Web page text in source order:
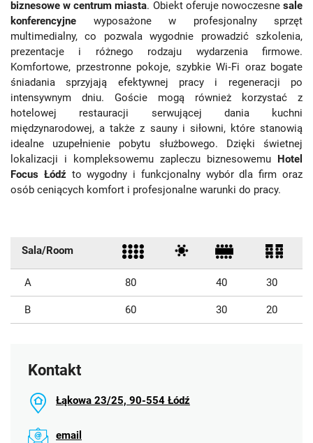
biznesowe w centrum miasta. Obiekt oferuje nowoczesnesale
konferencyjne wyposażone w profesjonalny sprzęt
multimedialny, co pozwala wygodnie prowadzić szkolenia,
prezentacje i różnego rodzaju wydarzenia firmowe.
Komfortowe, przestronne pokoje, szybkie Wi‑Fi oraz bogate
śniadania sprzyjają efektywnej pracy i regeneracji po
intensywnym dniu. Goście mogą również korzystać z
hotelowej restauracji serwującej dania kuchni
międzynarodowej, a także z sauny i siłowni, które stanowią
idealne uzupełnienie pobytu służbowego. Dzięki świetnej
lokalizacji i kompleksowemu zapleczu biznesowemu Hotel
Focus Łódźto wygodny i funkcjonalny wybór dla firm oraz
osób ceniących komfort i profesjonalne warunki do pracy.
Sala/Room
A 80 40 30
B 60 30 20
Kontakt
Łąkowa 23/25, 90-554 Łódź
email